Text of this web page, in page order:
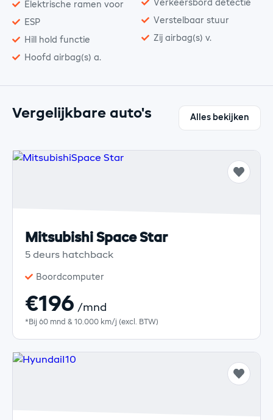
Elektrische ramen voor
ESP
Hill hold functie
Hoofd airbag(s) a.
Verkeersbord detectie
Verstelbaar stuur
Zij airbag(s) v.
Vergelijkbare auto's Alles bekijken
Mitsubishi Space Star
5 deurs hatchback
Boordcomputer
€196 /mnd
*Bij 60 mnd & 10.000 km/j (excl. BTW)